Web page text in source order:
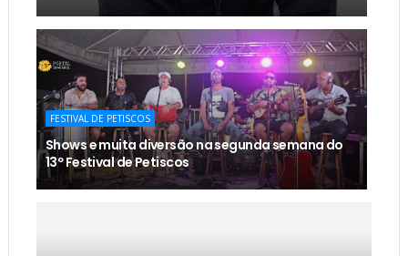
FESTIVAL DE PETISCOS
Shows e muita diversão na segunda semana do
13º Festival de Petiscos